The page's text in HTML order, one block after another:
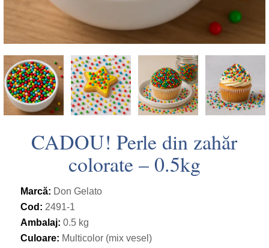
CADOU! Perle din zahăr
colorate – 0.5kg
Marcă: Don Gelato
Cod: 2491-1
Ambalaj: 0.5 kg
Culoare: Multicolor (mix vesel)